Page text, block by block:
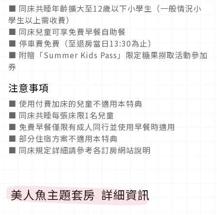
■ 同床共睡年齡擴大至12歲以下小學生（一般情況小
學生以上需收費）
■ 同床兒童可享免費早餐自助餐
■ 停車費免費（至退房當日13:30為止）
■ 附贈「Summer Kids Pass」限定糖果撈取活動參加
券
注意事項
■ 使用付費加床的兒童不適用本特典
■ 同床共睡每張床限1名兒童
■ 免費早餐僅限有成人同行並使用早餐時適用
■ 部分住宿方案不適用本特典
■ 同床規定詳細請參考各訂房網站說明
美人魚主題套房 詳細資訊